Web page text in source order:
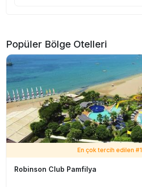
Popüler Bölge Otelleri
En çok tercih edilen #1
Robinson Club Pamfilya